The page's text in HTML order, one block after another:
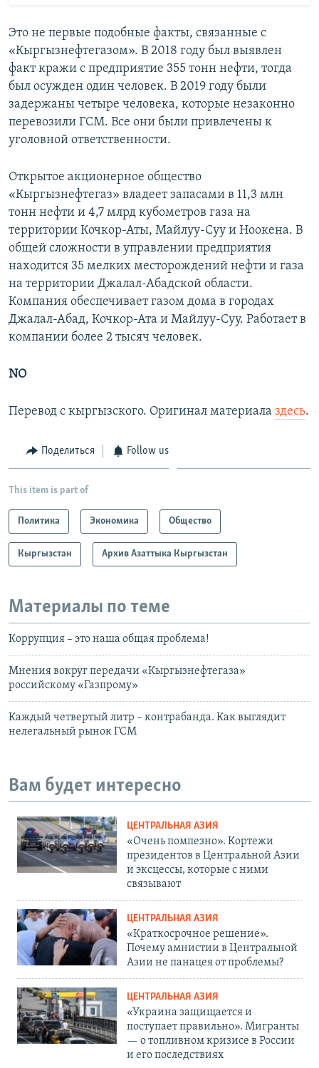
Это не первые подобные факты, связанные с
«Кыргызнефтегазом». В 2018 году был выявлен
факт кражи с предприятие 355 тонн нефти, тогда
был осужден один человек. В 2019 году были
задержаны четыре человека, которые незаконно
перевозили ГСМ. Все они были привлечены к
уголовной ответственности.
Открытое акционерное общество
«Кыргызнефтегаз» владеет запасами в 11,3 млн
тонн нефти и 4,7 млрд кубометров газа на
территории Кочкор-Аты, Майлуу-Суу и Ноокена. В
общей сложности в управлении предприятия
находится 35 мелких месторождений нефти и газа
на территории Джалал-Абадской области.
Компания обеспечивает газом дома в городах
Джалал-Абад, Кочкор-Ата и Майлуу-Суу. Работает в
компании более 2 тысяч человек.
NO
Перевод с кыргызского. Оригинал материала здесь.
Поделиться Follow us
This item is part of
Политика Экономика Общество
Кыргызстан Архив Азаттыка Кыргызстан
Материалы по теме
Коррупция – это наша общая проблема!
Мнения вокруг передачи «Кыргызнефтегаза»
российскому «Газпрому»
Каждый четвертый литр – контрабанда. Как выглядит
нелегальный рынок ГСМ
Вам будет интересно
ЦЕНТРАЛЬНАЯ АЗИЯ
«Очень помпезно». Кортежи
президентов в Центральной Азии
и эксцессы, которые с ними
связывают
ЦЕНТРАЛЬНАЯ АЗИЯ
«Краткосрочное решение».
Почему амнистии в Центральной
Азии не панацея от проблемы?
ЦЕНТРАЛЬНАЯ АЗИЯ
«Украина защищается и
поступает правильно». Мигранты
— о топливном кризисе в России
и его последствиях